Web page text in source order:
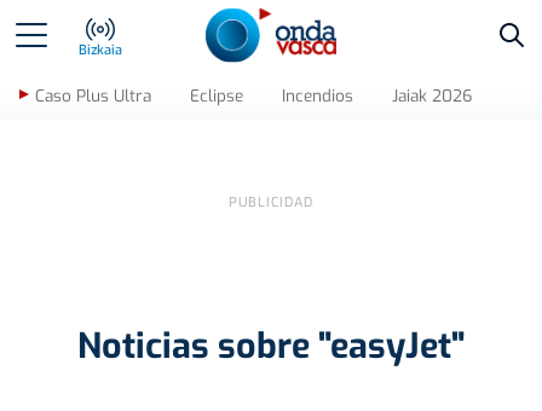
Bizkaia
Caso Plus Ultra Eclipse Incendios Jaiak 2026
Noticias sobre "easyJet"